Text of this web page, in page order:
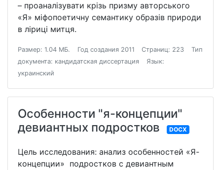
– проаналізувати крізь призму авторського
«Я» міфопоетичну семантику образів природи
в ліриці митця.
Размер: 1.04 МБ. Год создания 2011 Страниц: 223
Тип
документа: кандидатская диссертация
Язык:
украинский
Особенности "я-концепции"
девиантных подростков
DOCX
Цель исследования: анализ особенностей «Я-
концепции» подростков с девиантным